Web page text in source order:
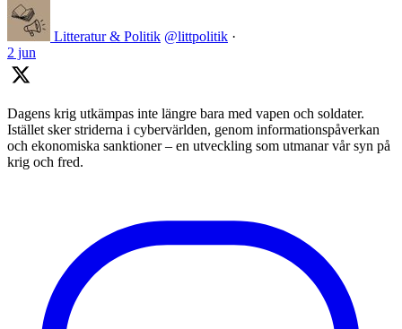
Litteratur & Politik @littpolitik ·
2 jun
Dagens krig utkämpas inte längre bara med vapen och soldater.
Istället sker striderna i cybervärlden, genom informationspåverkan
och ekonomiska sanktioner – en utveckling som utmanar vår syn på
krig och fred.